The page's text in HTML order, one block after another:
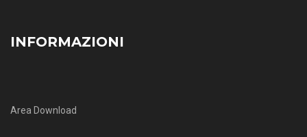
INFORMAZIONI
Area Download